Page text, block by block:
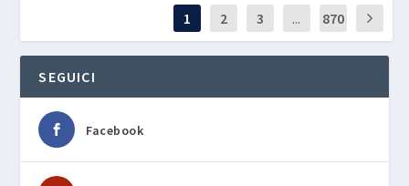
1 2 3 ... 870
SEGUICI
Facebook